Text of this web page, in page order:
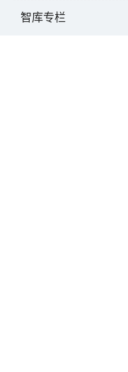
智库专栏